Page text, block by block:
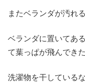
またベランダが汚れ
ベランダに置いてあ
て葉っぱが飛んでき
洗濯物を干している